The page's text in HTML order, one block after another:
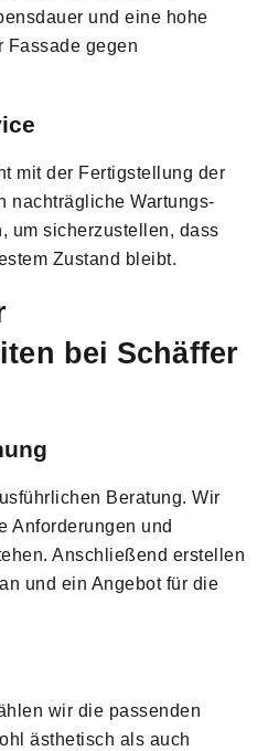
und eine hohe
Fassade gegen
mit der Fertigstellung der
nachträgliche Wartungs-
um sicherzustellen, dass
Zustand bleibt.
bei Schäffer
Beratung. Wir
Anforderungen und
Anschließend erstellen
und ein Angebot für die
wir die passenden
ästhetisch als auch